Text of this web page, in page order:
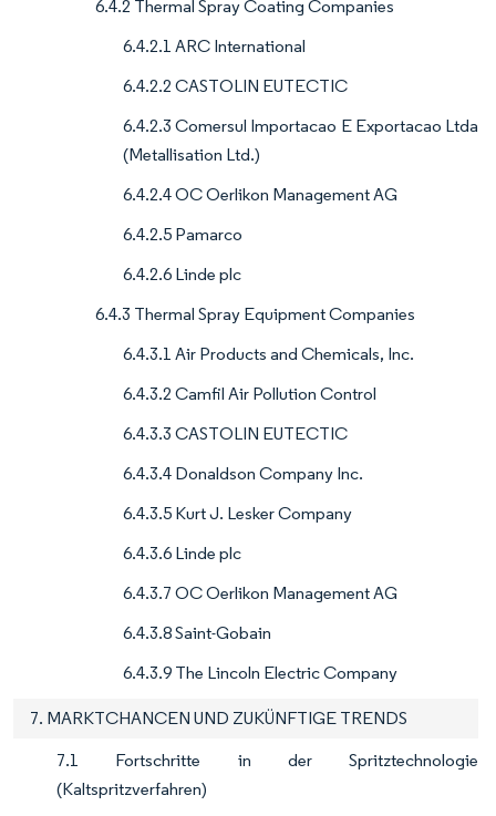
6.4.2 Thermal Spray Coating Companies
6.4.2.1 ARC International
6.4.2.2 CASTOLIN EUTECTIC
6.4.2.3 Comersul Importacao E Exportacao Ltda
(Metallisation Ltd.)
6.4.2.4 OC Oerlikon Management AG
6.4.2.5 Pamarco
6.4.2.6 Linde plc
6.4.3 Thermal Spray Equipment Companies
6.4.3.1 Air Products and Chemicals, Inc.
6.4.3.2 Camfil Air Pollution Control
6.4.3.3 CASTOLIN EUTECTIC
6.4.3.4 Donaldson Company Inc.
6.4.3.5 Kurt J. Lesker Company
6.4.3.6 Linde plc
6.4.3.7 OC Oerlikon Management AG
6.4.3.8 Saint-Gobain
6.4.3.9 The Lincoln Electric Company
7. MARKTCHANCEN UND ZUKÜNFTIGE TRENDS
7.1 Fortschritte in der Spritztechnologie
(Kaltspritzverfahren)